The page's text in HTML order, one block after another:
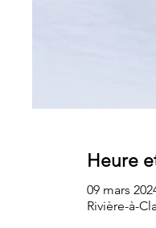
Heure
09 mars
Rivière-à-